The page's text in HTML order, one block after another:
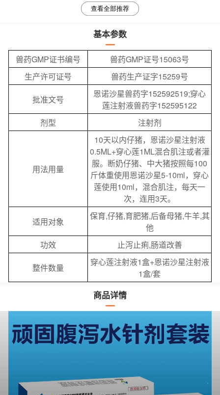
查看全部推荐
基本参数
兽药GMP证书编号
兽药GMP证号15063号
生产许可证号
兽药生产证字15259号
批准文号
恩诺沙星兽药字152592519;穿心
莲注射液兽药字152595122
剂型
注射剂
用法用量
10天以内仔猪，恩诺沙星注射液
0.5ML+穿心莲1ML混合肌注或者灌
服。断奶仔猪、中大猪按照每100
斤体重使用恩诺沙星5-10ml，穿心
莲使用10ml，混合肌注，每天一
次，连用3天。
适用对象
保育,仔猪,育肥猪,后备母猪,牛羊,其
他
功效
止泻止痢,肠道改善
整件数量
穿心莲注射液1盒+恩诺沙星注射液
1盒/套
商品详情